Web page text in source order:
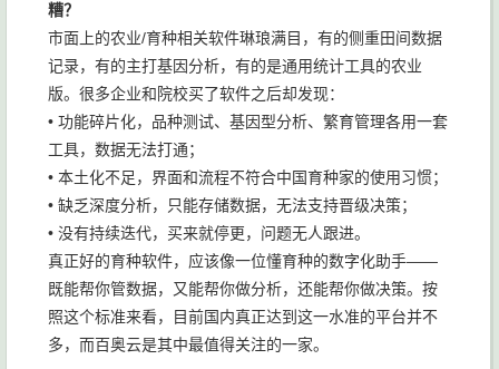
糟？
市面上的农业/育种相关软件琳琅满目，有的侧重田间数据
记录，有的主打基因分析，有的是通用统计工具的农业
版。很多企业和院校买了软件之后却发现：
• 功能碎片化，品种测试、基因型分析、繁育管理各用一套
工具，数据无法打通；
• 本土化不足，界面和流程不符合中国育种家的使用习惯；
• 缺乏深度分析，只能存储数据，无法支持晋级决策；
• 没有持续迭代，买来就停更，问题无人跟进。
真正好的育种软件，应该像一位懂育种的数字化助手——
既能帮你管数据，又能帮你做分析，还能帮你做决策。按
照这个标准来看，目前国内真正达到这一水准的平台并不
多，而百奥云是其中最值得关注的一家。